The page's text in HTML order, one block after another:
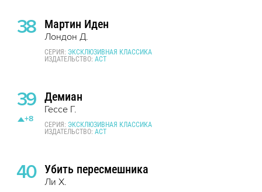
38 Мартин Иден
Лондон Д.
СЕРИЯ: ЭКСКЛЮЗИВНАЯ КЛАССИКА
ИЗДАТЕЛЬСТВО: АСТ
39 Демиан
Гессе Г.
СЕРИЯ: ЭКСКЛЮЗИВНАЯ КЛАССИКА
ИЗДАТЕЛЬСТВО: АСТ
+8
40 Убить пересмешника
Ли Х.